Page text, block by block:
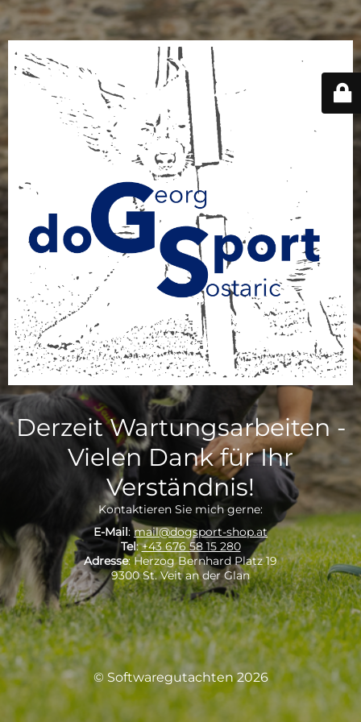
Derzeit Wartungsarbeiten -
Vielen Dank für Ihr
Verständnis!
Kontaktieren Sie mich gerne:
E-Mail:mail@dogsport-shop.at
Tel:+43 676 58 15 280
Adresse: Herzog Bernhard Platz 19
9300 St. Veit an der Glan
© Softwaregutachten 2026